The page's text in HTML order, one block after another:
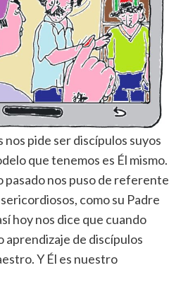
nos pide ser discípulos suyos
que tenemos es Él mismo.
pasado nos puso de referente
como su Padre
hoy nos dice que cuando
de discípulos
Y Él es nuestro